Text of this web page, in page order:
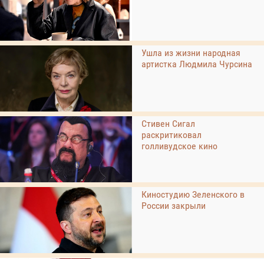
Ушла из жизни народная
артистка Людмила Чурсина
Стивен Сигал
раскритиковал
голливудское кино
Киностудию Зеленского в
России закрыли